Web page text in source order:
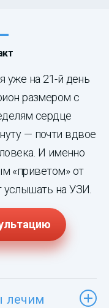
уже на 21-й день
размером с
сердце
— почти вдвое
И именно
«приветом» от
на УЗИ.
лечим